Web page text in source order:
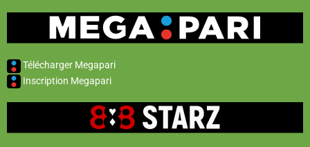
Télécharger Megapari
Inscription Megapari